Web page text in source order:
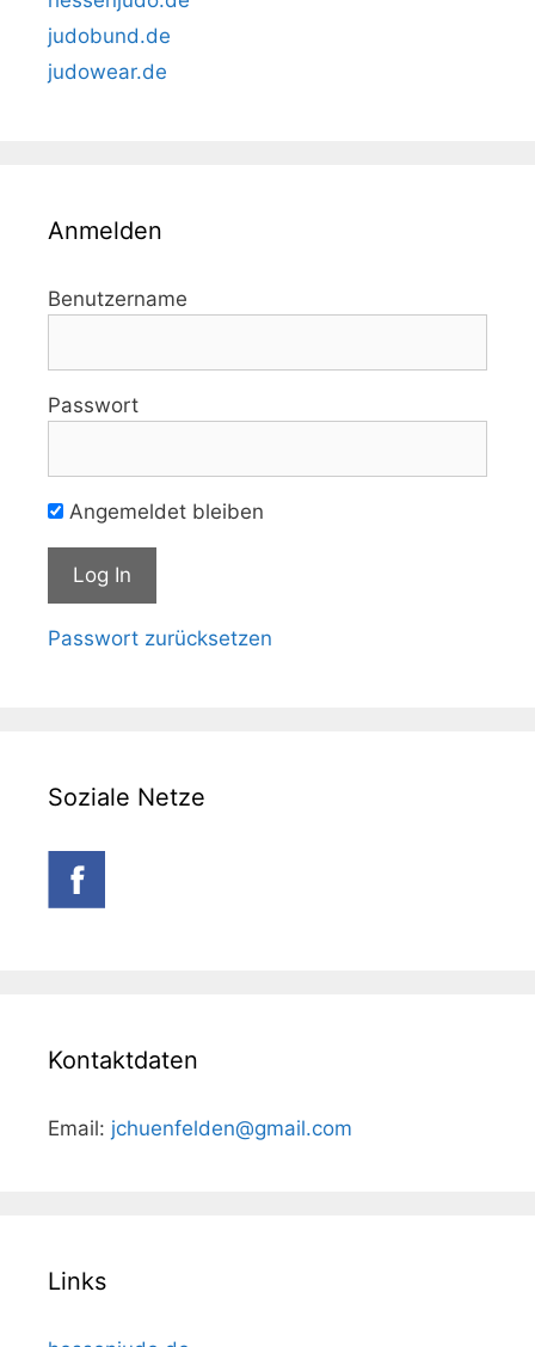
judobund.de
judowear.de
Anmelden
Benutzername
Passwort
Angemeldet bleiben
Passwort zurücksetzen
Soziale Netze
Kontaktdaten
Email: jchuenfelden@gmail.com
Links